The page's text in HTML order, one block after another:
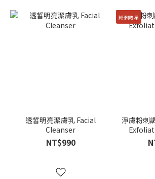
透皙明亮潔膚乳 Facial
Cleanser
NT$990
粉刺救星
淨膚粉刺